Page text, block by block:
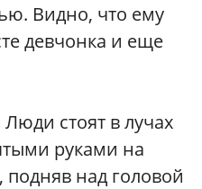
Видно, что ему
девчонка и еще
стоят в лучах
руками на
над головой